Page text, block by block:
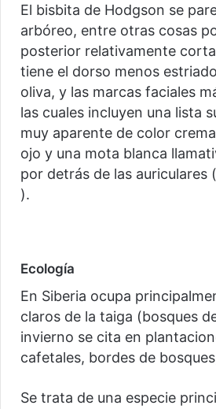
El bisbita de Hodgson se
arbóreo, entre otras cosas
posterior relativamente
tiene el dorso menos
oliva, y las marcas faciales
las cuales incluyen una lista
muy aparente de color
ojo y una mota blanca
por detrás de las auriculares (
).
Ecología
En Siberia ocupa
claros de la taiga (bosques
invierno se cita en
cafetales, bordes de
Se trata de una especie